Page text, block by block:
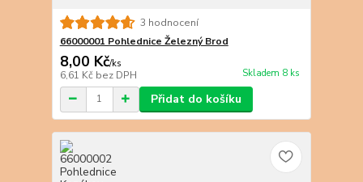
3 hodnocení
66000001 Pohlednice Železný Brod
8,00 Kč/ks
6,61 Kč bez DPH Skladem 8 ks
Přidat do košíku